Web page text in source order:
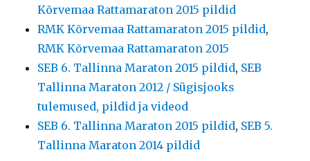
Kõrvemaa Rattamaraton 2015 pildid
RMK Kõrvemaa Rattamaraton 2015 pildid,
RMK Kõrvemaa Rattamaraton 2015
SEB 6. Tallinna Maraton 2015 pildid, SEB
Tallinna Maraton 2012 / Sügisjooks
tulemused, pildid ja videod
SEB 6. Tallinna Maraton 2015 pildid, SEB 5.
Tallinna Maraton 2014 pildid